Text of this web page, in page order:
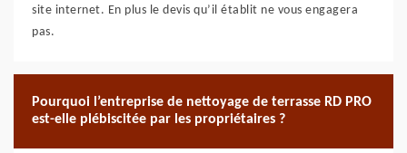
site internet. En plus le devis qu’il établit ne vous engagera
pas.
Pourquoi l’entreprise de nettoyage de terrasse RD PRO
est-elle plébiscitée par les propriétaires ?